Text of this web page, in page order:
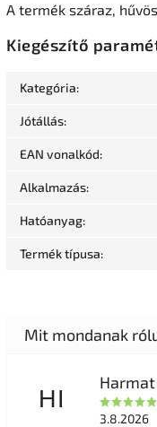
A termék száraz,
Kiegészítő
Kategória:
Jótállás:
EAN vonalkód:
Alkalmazás:
Hatóanyag:
Termék típusa:
HI
3.8.2026